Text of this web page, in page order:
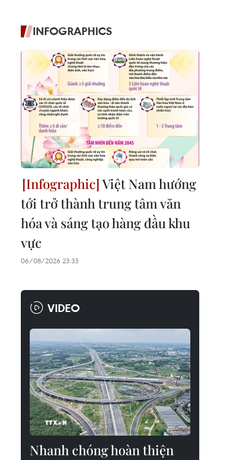
INFOGRAPHICS
Việt Nam hướng
tới trở thành trung tâm văn
hóa và sáng tạo hàng đầu khu
vực
06/08/2026 23:33
VIDEO
Nhanh chóng hoàn thiện